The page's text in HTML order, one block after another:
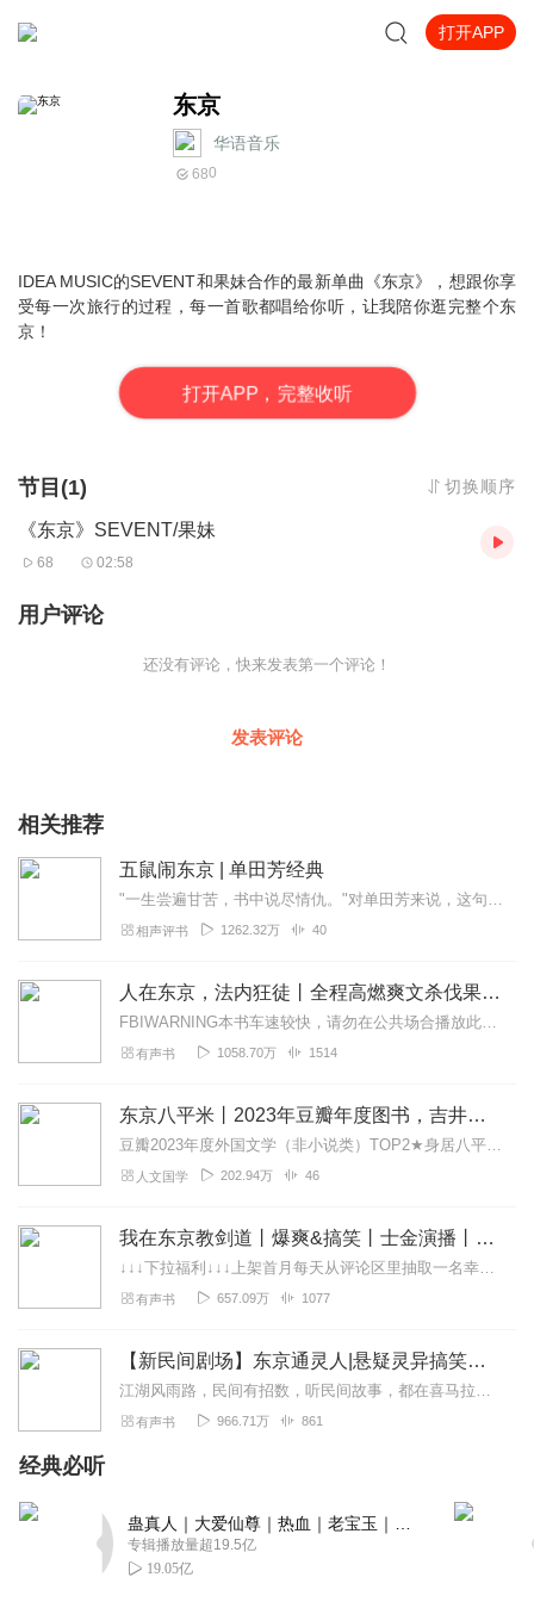
打开APP
东京
华语音乐
680
IDEA MUSIC的SEVENT和果妹合作的最新单曲《东京》，想跟你享
受每一次旅行的过程，每一首歌都唱给你听，让我陪你逛完整个东
京！
打开APP，完整收听
节目(1) 切换顺序
《东京》SEVENT/果妹
68 02:58
用户评论
还没有评论，快来发表第一个评论！
发表评论
相关推荐
五鼠闹东京 | 单田芳经典
"一生尝遍甘苦，书中说尽情仇。"对单田芳来说，这句话几乎是他一生的注解。从1954年走上评书舞台开始，他为观众带来无数经典作品，曾在全国500多家电台、电视...
相声评书 1262.32万 40
人在东京，法内狂徒丨全程高燃爽文杀伐果断丨小白有戏演播丨多人有声剧
FBIWARNING本书车速较快，请勿在公共场合播放此书，收听时请佩戴耳机，以免引起不必要的误会。内容简介穿越背景：主角许天泽魂穿至1992年的日本...
有声书 1058.70万 1514
东京八平米丨2023年豆瓣年度图书，吉井忍“八平米”经济学丨物质与精神的断舍离，带来经济空间和身心自由
豆瓣2023年度外国文学（非小说类）TOP2★身居八平米，坐拥全世界。吉井忍“八平米”经济学，展现都市生活的另一种可能。日籍华语作家吉井忍的全新散文集，献给将...
人文国学 202.94万 46
我在东京教剑道丨爆爽&搞笑丨士金演播丨VIP免费有声剧
↓↓↓下拉福利↓↓↓上架首月每天从评论区里抽取一名幸运用户赠送VIP月卡一张。新书上架前五周，每周在满分好评区抽取一名幸运用户赠送88元红包。PS：评论越优质的...
有声书 657.09万 1077
【新民间剧场】东京通灵人|悬疑灵异搞笑多人有声剧|鬼故事|阴阳先生|我当道士那些年
江湖风雨路，民间有招数，听民间故事，都在喜马拉雅【新民间剧场】！点我听全部！【内容简介】一次偶然，我来到日本却不曾想，彻底改变了我的人生灵异世界、阴阳术法、降妖...
有声书 966.71万 861
经典必听
专辑播放量超19.5亿
19.05亿